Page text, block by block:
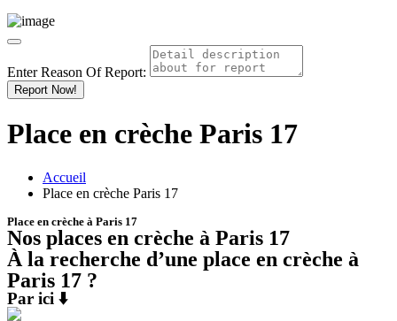
Enter Reason Of Report:
Report Now!
Place en crèche Paris 17
Accueil
Place en crèche Paris 17
Place en crèche à Paris 17
Nos places en crèche à Paris 17
À la recherche d’une place en crèche à
Paris 17 ?
Par ici ⬇️